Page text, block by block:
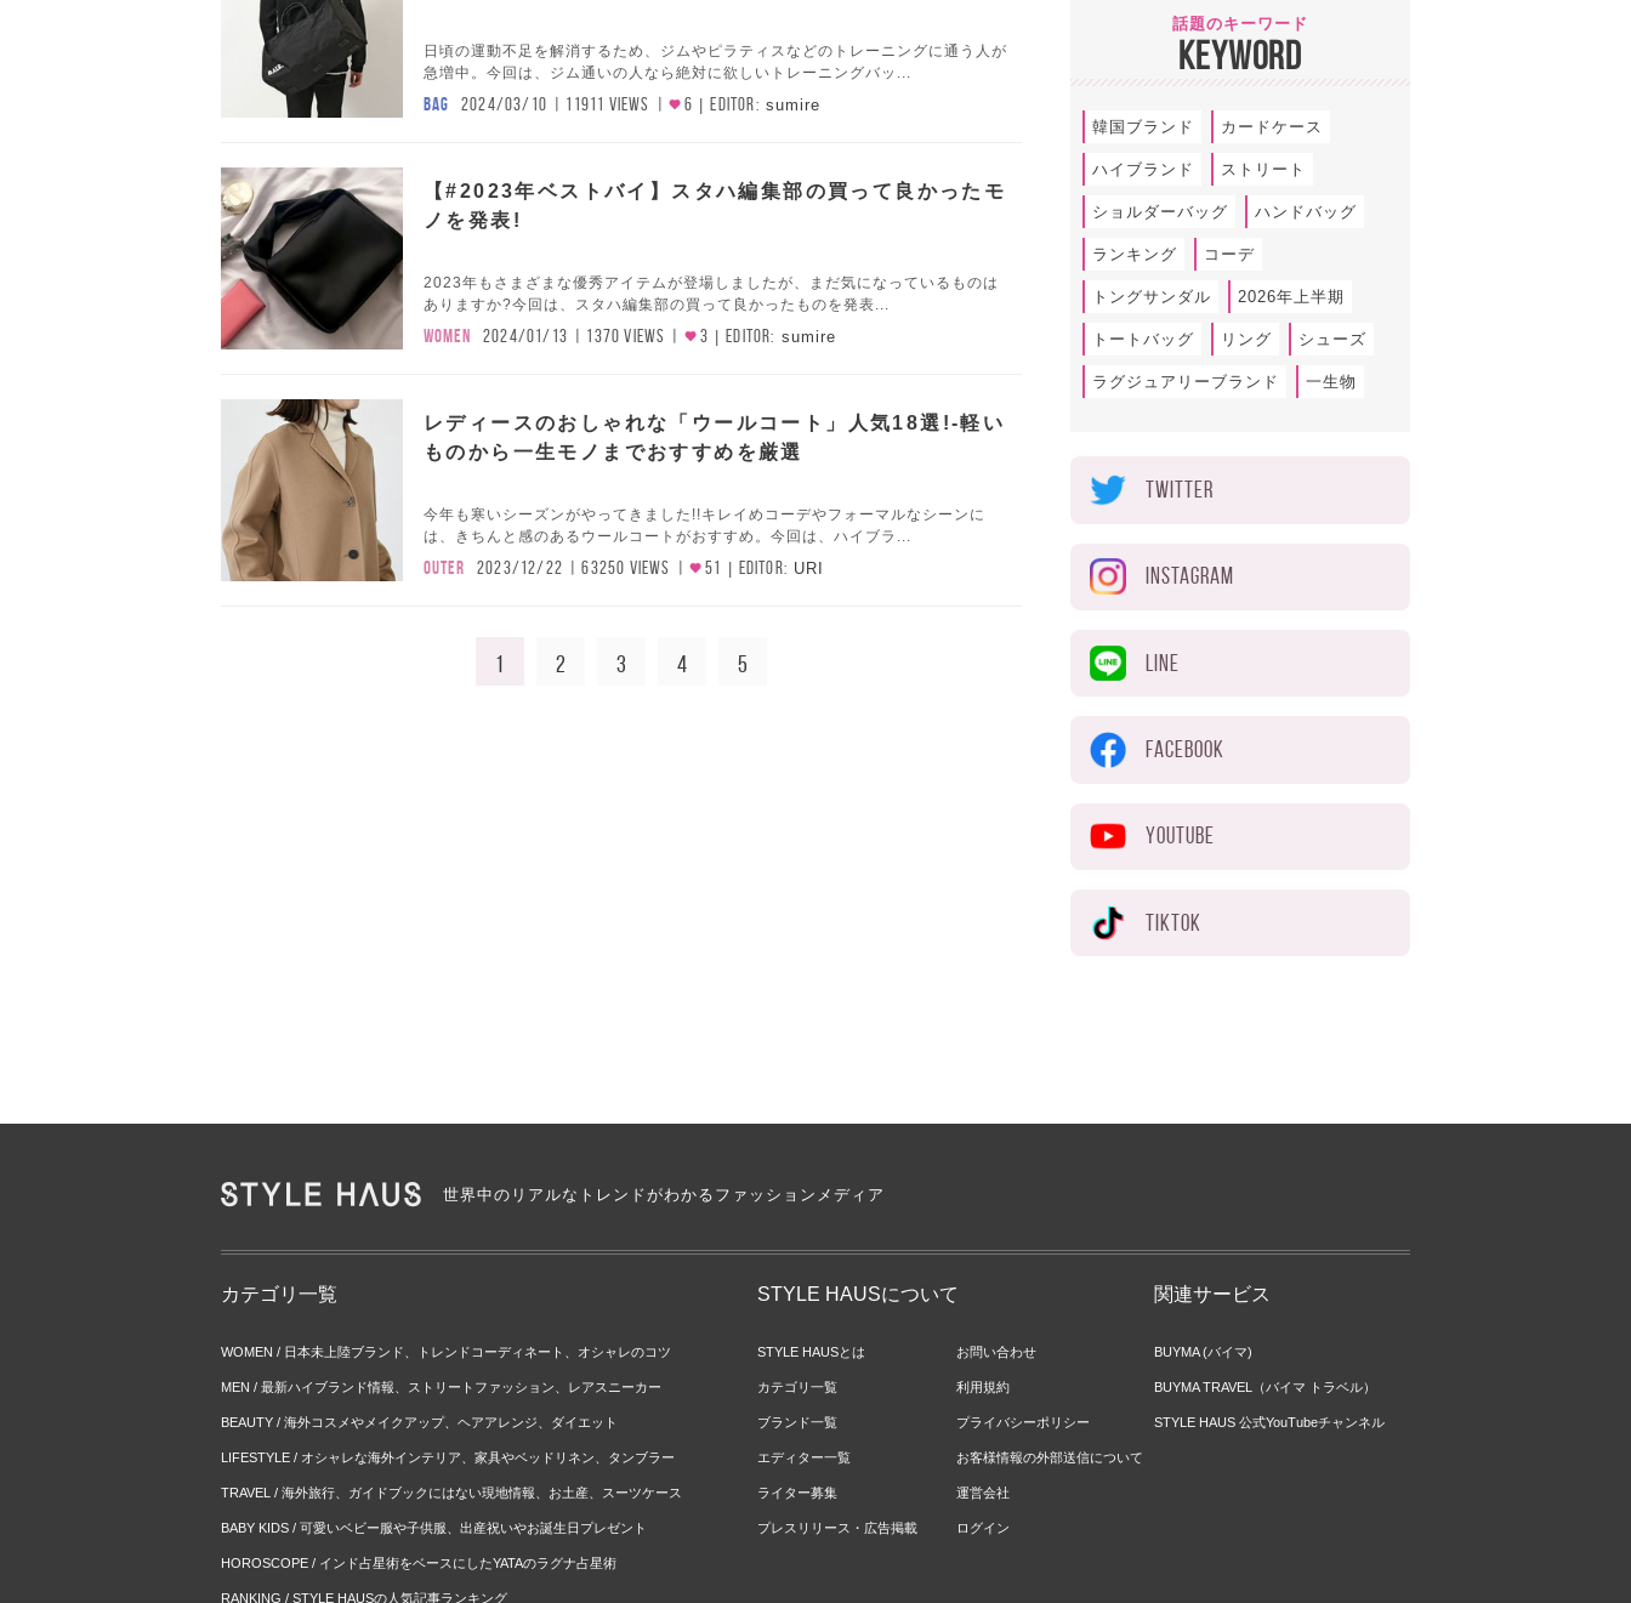
日頃の運動不足を解消するため、ジムやピラティスなどのトレーニングに通う人が
急増中。今回は、ジム通いの人なら絶対に欲しいトレーニングバッ...
BAG 2024/03/10 11911 VIEWS 6 EDITOR: sumire
【#2023年ベストバイ】スタハ編集部の買って良かったモ
ノを発表!
2023年もさまざまな優秀アイテムが登場しましたが、まだ気になっているものは
ありますか?今回は、スタハ編集部の買って良かったものを発表...
WOMEN 2024/01/13 1370 VIEWS 3 EDITOR: sumire
レディースのおしゃれな「ウールコート」人気18選!-軽い
ものから一生モノまでおすすめを厳選
今年も寒いシーズンがやってきました!!キレイめコーデやフォーマルなシーンに
は、きちんと感のあるウールコートがおすすめ。今回は、ハイブラ...
OUTER 2023/12/22 63250 VIEWS 51 EDITOR: URI
1 2 3 4 5
話題のキーワード
KEYWORD
韓国ブランド カードケース
ハイブランド ストリート
ショルダーバッグ ハンドバッグ
ランキング コーデ
トングサンダル 2026年上半期
トートバッグ リング シューズ
ラグジュアリーブランド 一生物
TWITTER
INSTAGRAM
LINE
FACEBOOK
YOUTUBE
TIKTOK
世界中のリアルなトレンドがわかるファッションメディア
カテゴリ一覧
WOMEN / 日本未上陸ブランド、トレンドコーディネート、オシャレのコツ
MEN / 最新ハイブランド情報、ストリートファッション、レアスニーカー
BEAUTY / 海外コスメやメイクアップ、ヘアアレンジ、ダイエット
LIFESTYLE / オシャレな海外インテリア、家具やベッドリネン、タンブラー
TRAVEL / 海外旅行、ガイドブックにはない現地情報、お土産、スーツケース
BABY KIDS / 可愛いベビー服や子供服、出産祝いやお誕生日プレゼント
HOROSCOPE / インド占星術をベースにしたYATAのラグナ占星術
RANKING / STYLE HAUSの人気記事ランキング
STYLE HAUSについて
STYLE HAUSとは
カテゴリ一覧
ブランド一覧
エディター一覧
ライター募集
プレスリリース・広告掲載
お問い合わせ
利用規約
プライバシーポリシー
お客様情報の外部送信について
運営会社
ログイン
関連サービス
BUYMA (バイマ)
BUYMA TRAVEL（バイマ トラベル）
STYLE HAUS 公式YouTubeチャンネル